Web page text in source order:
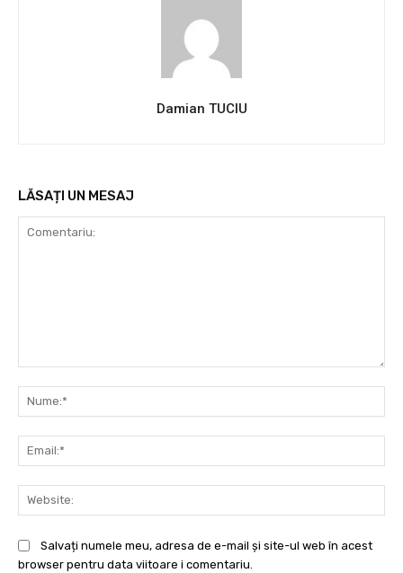
Damian TUCIU
LĂSAȚI UN MESAJ
Salvați numele meu, adresa de e-mail și site-ul web în acest
browser pentru data viitoare i comentariu.